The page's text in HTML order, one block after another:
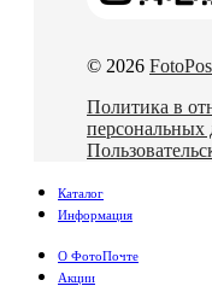
© 2026
Политика в
персональных
Каталог
Информация
О ФотоПочте
Акции